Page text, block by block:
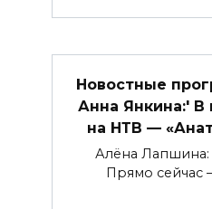
Новостные
Анна Янкина:'
на НТВ —
Алёна Лапшина:
Прямо сейчас